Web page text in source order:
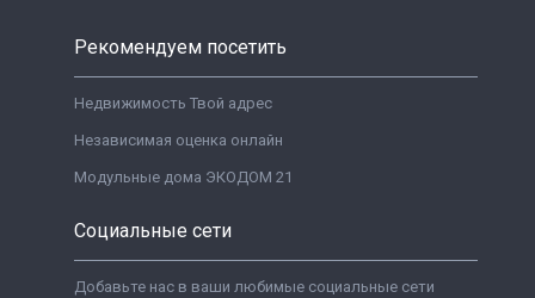
Рекомендуем посетить
Недвижимость Твой адрес
Независимая оценка онлайн
Модульные дома ЭКОДОМ 21
Социальные сети
Добавьте нас в ваши любимые социальные сети